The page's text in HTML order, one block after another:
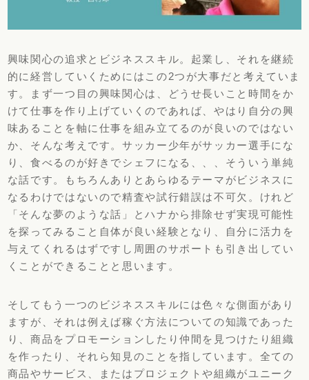
興味関心の追求とビジネススキル。起業し、 それを継続
的に経営していくためにはこの2つが大事だと考えてい ま
す。まず一つ目の興味関心は、
どうせ長いこと時間をか
けて仕事を作り上げていくのであれば、やはり自分の興
味あることを軸に仕事を組み立てるのが良いのではない
か、そんな考えです。サッカー少年がサッカー選手にな
り、食べるのが好きでシェフになる、、、そういう単純
な話です。
もちろんありとあらゆるテーマがビジネスに
なるわけではないので精査や試行錯誤は不可欠。けれど
「そんな夢のような話」
とハナから排除せず実現可能性
を探ってみること自体が良い経験と なり、
自分に活力を
与えてくれるはずですし周囲のサポートも引き出して い
くことができることと思います。
そしてもう一つのビジネススキルには色々な側面があり
ますが、 それは例えば稼ぐ方法についての知識であった
り、商品をプロモーションしたり仲間を見つけたり組織
を作ったり、 それら知見のことを指しています。全ての
商品やサービス、
またはプロジェクトや組織がユニーク